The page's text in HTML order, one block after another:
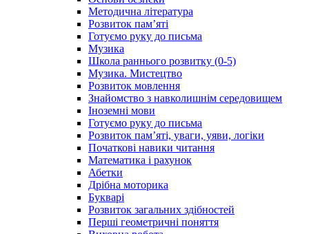
Методична література
Розвиток пам’яті
Готуємо руку до письма
Музика
Школа раннього розвитку (0-5)
Музика. Мистецтво
Розвиток мовлення
Знайомство з навколишнім середовищем
Іноземні мови
Готуємо руку до письма
Розвиток пам’яті, уваги, уяви, логіки
Початкові навики читання
Математика і рахунок
Абетки
Дрібна моторика
Букварі
Розвиток загальних здібностей
Перші геометричні поняття